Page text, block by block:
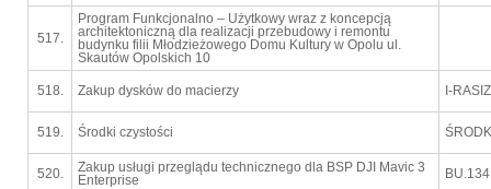
517.
Program Funkcjonalno – Użytkowy wraz z koncepcją
architektoniczną dla realizacji przebudowy i remontu
budynku filii Młodzieżowego Domu Kultury w Opolu ul.
Skautów Opolskich 10
518. Zakup dysków do macierzy I-
519. Środki czystości
520.
Zakup usługi przeglądu technicznego dla BSP DJI Mavic 3
Enterprise